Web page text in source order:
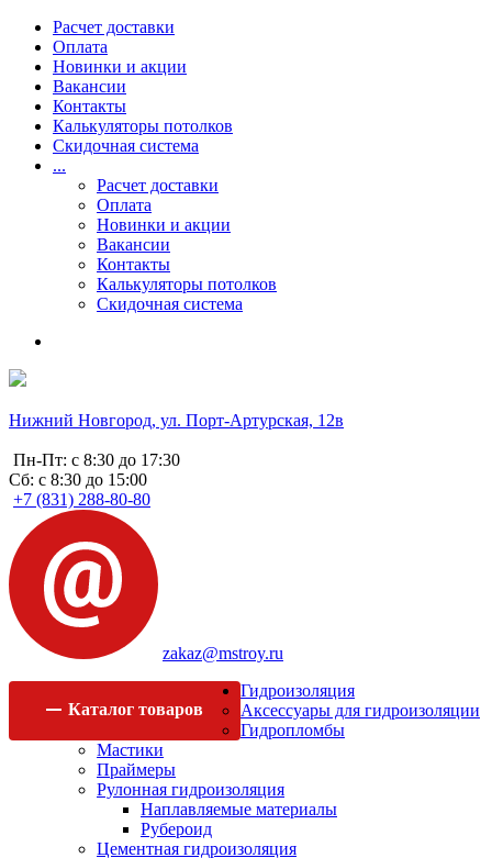
Расчет доставки
Оплата
Новинки и акции
Вакансии
Контакты
Калькуляторы потолков
Скидочная система
...
Расчет доставки
Оплата
Новинки и акции
Вакансии
Контакты
Калькуляторы потолков
Скидочная система
Нижний Новгород, ул. Порт-Артурская, 12в
Пн-Пт: с 8:30 до 17:30
Сб: с 8:30 до 15:00
+7 (831) 288-80-80
zakaz@mstroy.ru
Каталог товаров
Гидроизоляция
Аксессуары для гидроизоляции
Гидропломбы
Мастики
Праймеры
Рулонная гидроизоляция
Наплавляемые материалы
Рубероид
Цементная гидроизоляция